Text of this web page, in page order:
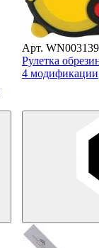
Арт.
Рулетка
4 модификации